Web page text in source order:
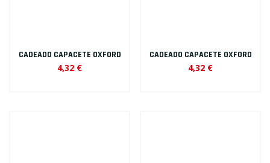
CADEADO CAPACETE OXFORD
4,32 €
CADEADO CAPACETE OXFORD
4,32 €